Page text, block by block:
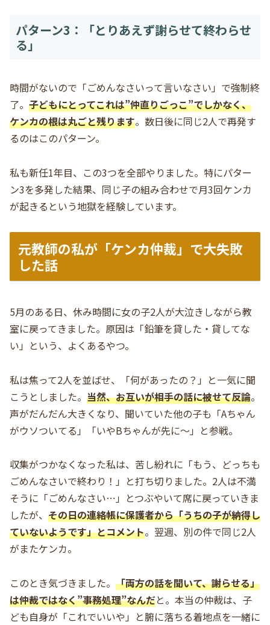
パターン3：「とりあえず謝らせて終わらせ
る」
時間がないので「ごめんなさいって言いなさい」で強制終
了。 子どもにとってこれは”仲直りごっこ”でしかなく、
ケンカの根は丸ごと残ります。数日後に同じ2人で再発す
るのはこのパターン。
私も新任1年目、この3つを全部やりました。特にパター
ン3を多発した結果、同じ子の組み合わせで月3回ケンカ
が起きるという地獄を経験しています。
元教師の私が「ケンカ仲裁」で大失敗
した話
5月のある日、休み時間に女の子2人が大泣きしながら教
室に戻ってきました。原因は「鉛筆を貸した・貸してな
い」という、よくあるやつ。
私は焦って2人を並ばせ、「何があったの？」と一気に聞
こうとしました。 当然、お互いが相手の話に被せて反論。
声がだんだん大きくなり、聞いていた他の子も「Aちゃん
がウソついてる」「いやBちゃんが先に〜」と参戦。
収集がつかなくなった私は、苦し紛れに「もう、どっちも
ごめんなさいで終わり！」と打ち切りました。2人は不満
そうに「ごめんなさい…」とつぶやいて席に戻っていきま
したが、 その日の連絡帳に保護者から「うちの子が納得し
ていないようです」とコメント。翌週、別の件で同じ2人
がまたケンカ。
このとき気づきました。 「両方の話を聞いて、謝らせる」
は仲裁ではなく”事務処理”なんだと。本当の仲裁は、子
ども自身が「これでいいや」と腑に落ちる着地点を一緒に